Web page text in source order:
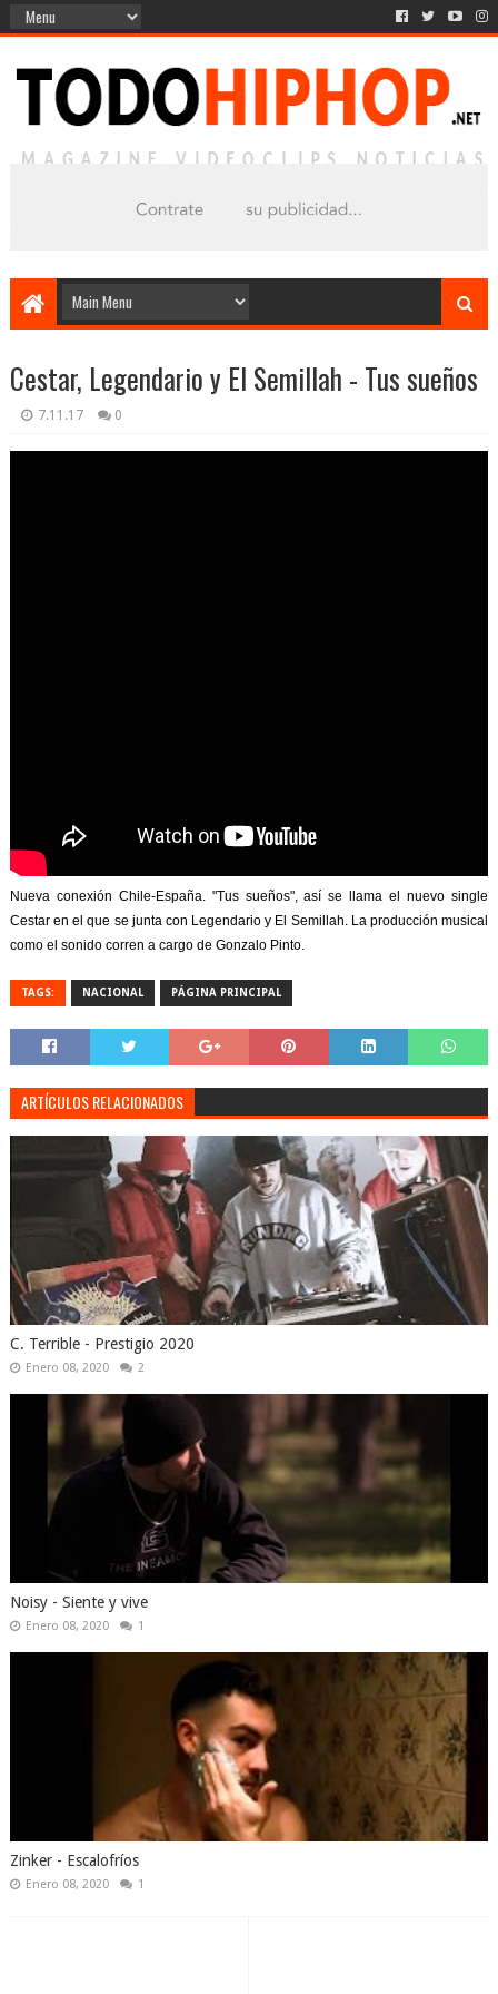
Cestar, Legendario y El Semillah - Tus sueños
7.11.17 0
Nueva conexión Chile-España. "Tus sueños", así se llama el nuevo single
Cestar en el que se junta con Legendario y El Semillah. La producción musical
como el sonido corren a cargo de Gonzalo Pinto.
TAGS: NACIONAL PÁGINA PRINCIPAL
ARTÍCULOS RELACIONADOS
C. Terrible - Prestigio 2020
Enero 08, 2020 2
Noisy - Siente y vive
Enero 08, 2020 1
Zinker - Escalofríos
Enero 08, 2020 1